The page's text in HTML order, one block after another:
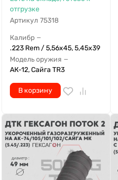
отгрузке
Артикул 75318
Калибр —
.223 Rem / 5,56x45, 5,45х39
Модель оружия —
АК-12, Сайга TR3
В корзину